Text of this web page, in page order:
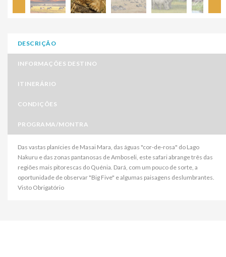
DESCRIÇÃO
INFORMAÇÕES DESTINO
ITINERÁRIO
CONDIÇÕES
PROGRAMA/MONTRA
Das vastas planícies de Masai Mara, das águas "cor-de-rosa" do Lago
Nakuru e das zonas pantanosas de Amboseli, este safari abrange três das
regiões mais pitorescas do Quénia. Dará, com um pouco de sorte, a
oportunidade de observar "Big Five" e algumas paisagens deslumbrantes.
Visto Obrigatório